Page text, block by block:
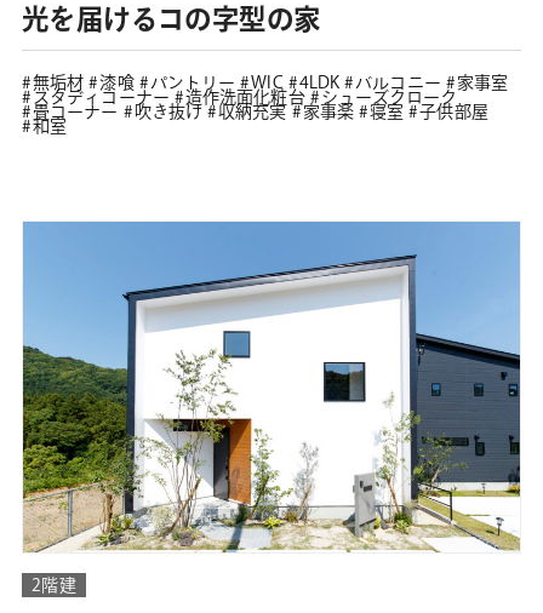
光を届けるコの字型の家
無垢材 漆喰 パントリー WIC 4LDK バルコニー
家事室
スタディコーナー
造作洗面化粧台
シューズクローク
畳コーナー
吹き抜け 収納充実 家事楽 寝室
子供部屋
和室
2階建